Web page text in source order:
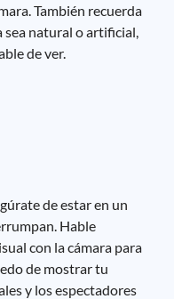
También recuerda
sea natural o artificial,
de ver.
de estar en un
Hable
con la cámara para
de mostrar tu
y los espectadores